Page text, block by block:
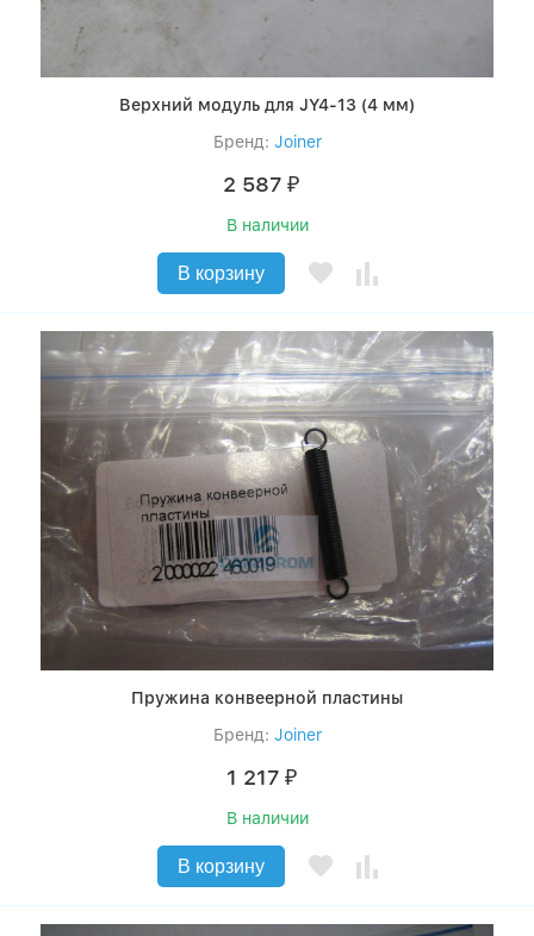
Верхний модуль для JY4-13 (4 мм)
Бренд: Joiner
2 587 ₽
В наличии
В корзину
Пружина конвеерной пластины
Бренд: Joiner
1 217 ₽
В наличии
В корзину